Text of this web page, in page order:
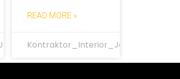
READ MORE »
Kontraktor_Interior_Jakarta